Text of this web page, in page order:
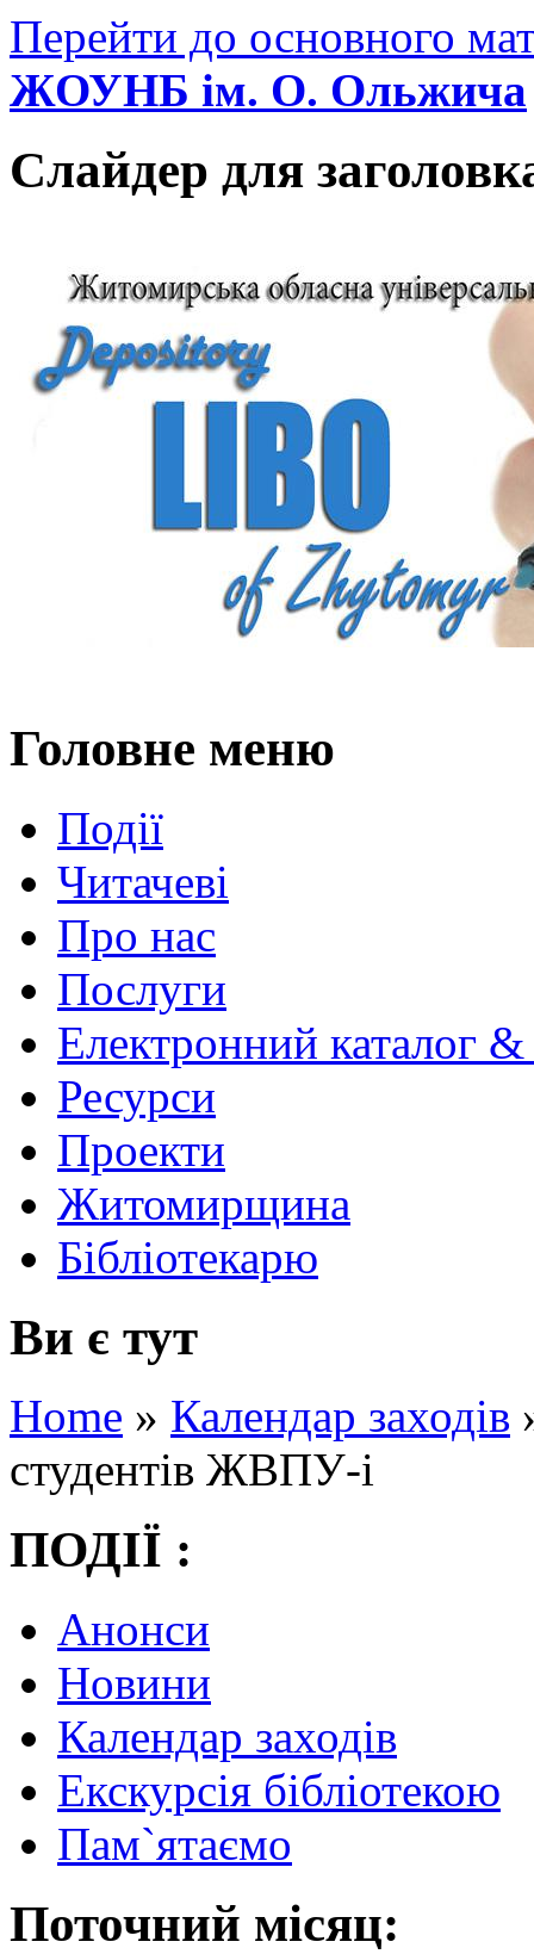
Перейти до основного
ЖОУНБ ім. О. Ольжича
Слайдер для
Головне меню
Події
Читачеві
Про нас
Послуги
Електронний каталог
Ресурси
Проекти
Житомирщина
Бібліотекарю
Ви є тут
Home » Календар заходів
студентів ЖВПУ-і
ПОДІЇ :
Анонси
Новини
Календар заходів
Екскурсія бібліотекою
Пам`ятаємо
Поточний місяц: